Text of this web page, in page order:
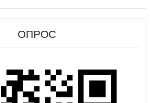
ОПРОС